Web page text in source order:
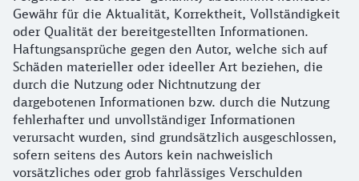
Gewähr für die Aktualität, Korrektheit, Vollständigkeit
oder Qualität der bereitgestellten Informationen.
Haftungsansprüche gegen den Autor, welche sich auf
Schäden materieller oder ideeller Art beziehen, die
durch die Nutzung oder Nichtnutzung der
dargebotenen Informationen bzw. durch die Nutzung
fehlerhafter und unvollständiger Informationen
verursacht wurden, sind grundsätzlich ausgeschlossen,
sofern seitens des Autors kein nachweislich
vorsätzliches oder grob fahrlässiges Verschulden